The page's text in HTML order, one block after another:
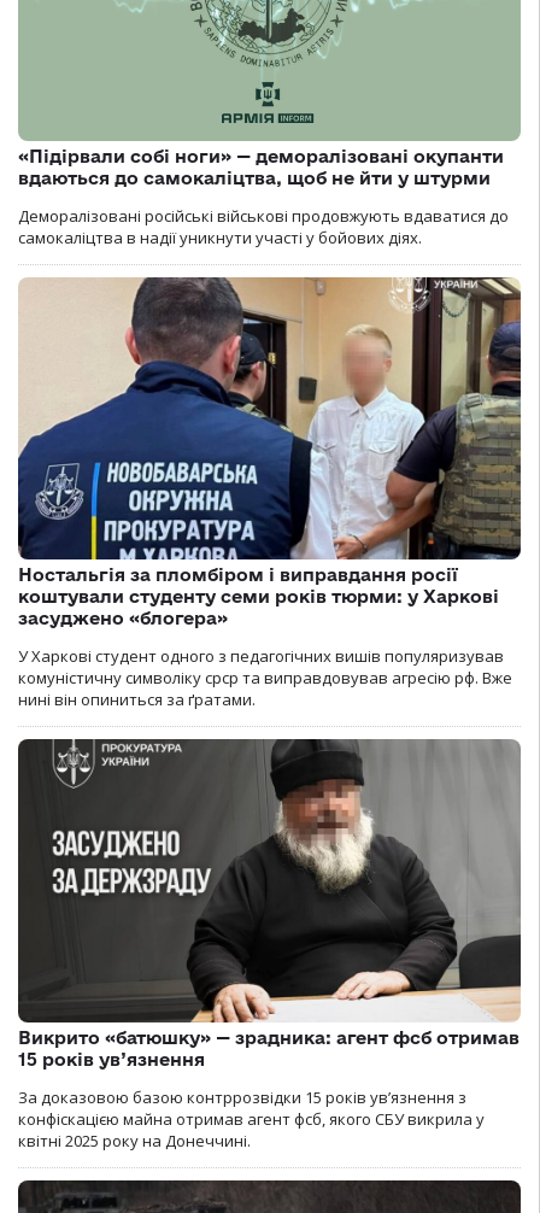
«Підірвали собі ноги» — деморалізовані окупанти
вдаються до самокаліцтва, щоб не йти у штурми
Деморалізовані російські військові продовжують вдаватися до
самокаліцтва в надії уникнути участі у бойових діях.
Ностальгія за пломбіром і виправдання росії
коштували студенту семи років тюрми: у Харкові
засуджено «блогера»
У Харкові студент одного з педагогічних вишів популяризував
комуністичну символіку срср та виправдовував агресію рф. Вже
нині він опиниться за ґратами.
Викрито «батюшку» — зрадника: агент фсб отримав
15 років ув’язнення
За доказовою базою контррозвідки 15 років увʼязнення з
конфіскацією майна отримав агент фсб, якого СБУ викрила у
квітні 2025 року на Донеччині.